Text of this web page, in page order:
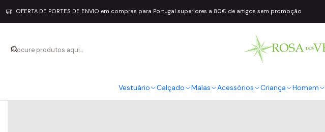
Vestuário Calçado Malas Acessórios Criança Homem
OFERTA DE PORTES DE ENVIO em compras para Portugal superiores a 80€ de artigos sem promoção